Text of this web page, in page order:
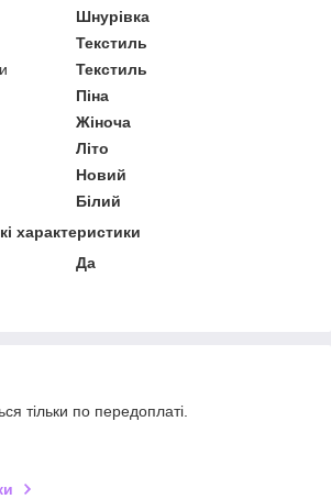
Шнурівка
Текстиль
Текстиль
Піна
Жіноча
Літо
Новий
Білий
характеристики
Да
тільки по передоплаті.